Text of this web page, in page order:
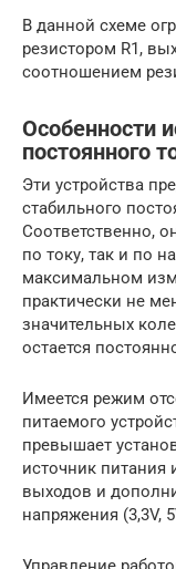
В данной схеме
резистором R1,
соотношением
Особенности
постоянного
Эти устройства
стабильного
Соответственно,
по току, так и по
максимальном
практически не
значительных
остается
Имеется режим
питаемого
превышает
источник питания
выходов и
напряжения (3,3V,